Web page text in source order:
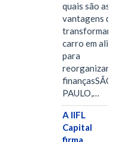
quais são as
vantagens de
transformar o
carro em aliado
para
reorganizar as
finançasSÃO
PAULO,…
A IIFL
Capital
firma